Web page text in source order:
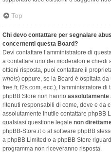
Top
Chi devo contattare per segnalare
concernenti questa Board?
Devi contattare l’amministratore di
a contattare uno dei moderatori e chiedi
ottieni risposta, puoi contattare il
whois) oppure, se la Board è ospitata
free.fr, f2s.com, ecc.), l’amministratore
phpBB Store non hanno assolutamente
ritenuti responsabili di come, dove e da
assolutamente inutile contattare phpBB
qualsiasi questione legale non
phpBB-Store.it o al software phpBB
a phpBB Limited o a phpBB Store
programma non riceveranno risposta.